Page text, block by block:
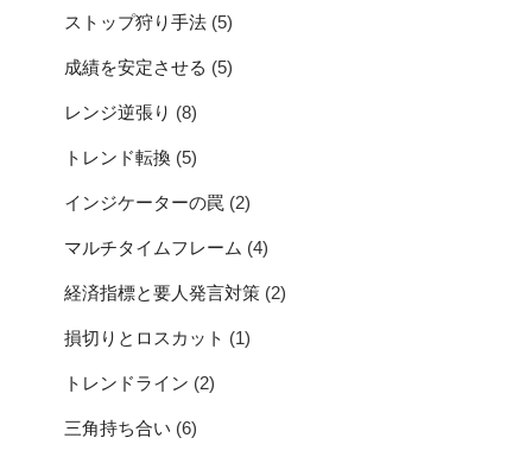
成績を安定させる (5)
レンジ逆張り(8)
トレンド転換 (5)
インジケーターの罠
マルチタイムフレーム(4)
経済指標と要人発言対策(2)
損切りとロスカット(1)
トレンドライン (2)
三角持ち合い (6)
ダウ理論(1)